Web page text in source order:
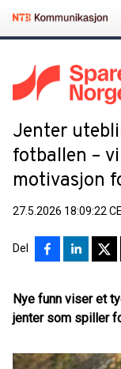
Jenter
fotballen –
motivasjon
27.5.2026 18:09:22
Del
Nye funn viser et
jenter som spiller